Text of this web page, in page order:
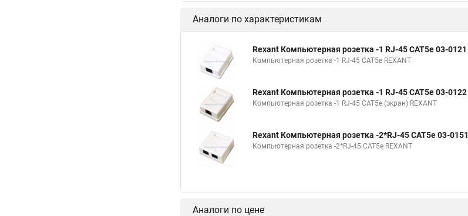
Аналоги по характеристикам
Rexant Компьютерная розетка -1 RJ-45 CAT5e 03-0121
Компьютерная розетка -1 RJ-45 CAT5e REXANT
Rexant Компьютерная розетка -1 RJ-45 CAT5e 03-0122
Компьютерная розетка -1 RJ-45 CAT5e (экран) REXANT
Rexant Компьютерная розетка -2*RJ-45 CAT5e 03-0151
Компьютерная розетка -2*RJ-45 CAT5e REXANT
Аналоги по цене